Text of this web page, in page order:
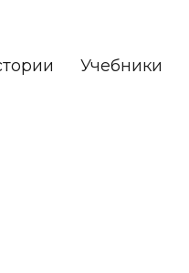
Учебники